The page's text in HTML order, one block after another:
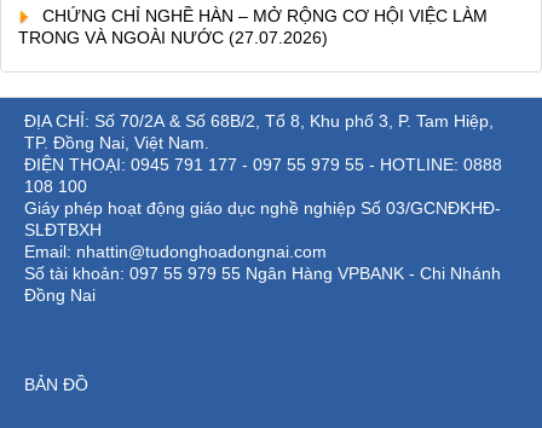
CHỨNG CHỈ NGHỀ HÀN – MỞ RỘNG CƠ HỘI VIỆC LÀM
TRONG VÀ NGOÀI NƯỚC (27.07.2026)
ĐỊA CHỈ: Số 70/2A & Số 68B/2, Tổ 8, Khu phố 3, P. Tam Hiệp,
TP. Đồng Nai, Việt Nam.
ĐIỆN THOẠI: 0945 791 177 - 097 55 979 55 - HOTLINE: 0888
108 100
Giáy phép hoạt động giáo dục nghề nghiệp Số 03/GCNĐKHĐ-
SLĐTBXH
Email: nhattin@tudonghoadongnai.com
Số tài khoản: 097 55 979 55 Ngân Hàng VPBANK - Chi Nhánh
Đồng Nai
BẢN ĐỒ